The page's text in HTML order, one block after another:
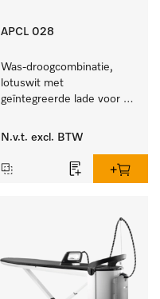
APCL 028
Was-droogcombinatie,
lotuswit met
geïntegreerde lade voor
comfortabele was-
N.v.t. excl. BTW